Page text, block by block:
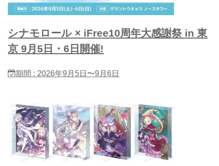
シナモロール × iFree10周年大感謝祭 in 東
京 9月5日・6日開催!
期間 : 2026年9月5日〜9月6日